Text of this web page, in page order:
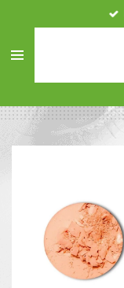
naar
hoofdinhoud